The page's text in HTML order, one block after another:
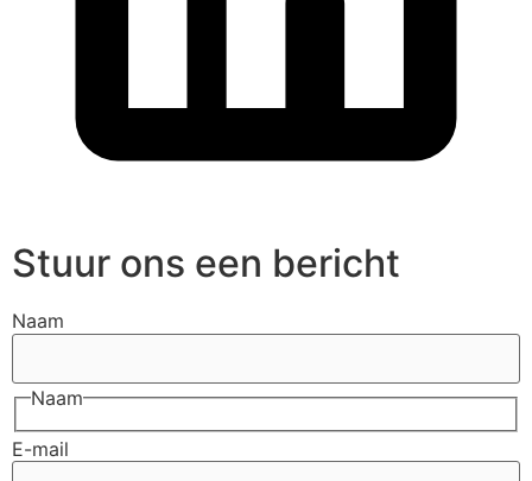
Stuur ons een bericht
Naam
Naam
E-mail